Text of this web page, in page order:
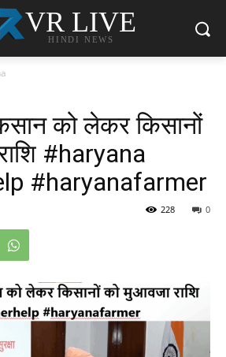
VR LIVE
HINDI NEWS
को लेकर किसानों
#haryana
#haryanafarmer
0
228